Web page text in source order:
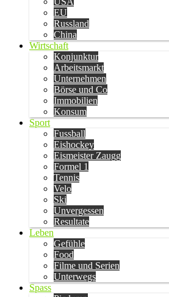
EU
Russland
China
Wirtschaft
Konjunktur
Arbeitsmarkt
Unternehmen
Börse und Co
Immobilien
Konsum
Sport
Fussball
Eishockey
Eismeister Zaugg
Formel 1
Tennis
Velo
Ski
Unvergessen
Resultate
Leben
Gefühle
Food
Filme und Serien
Unterwegs
Spass